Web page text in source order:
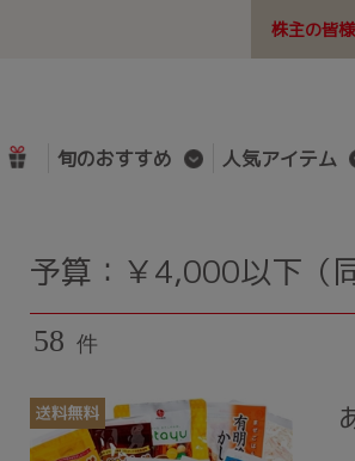
株主の皆
旬のおすすめ 人気アイテム
予算：￥4,000以下（
58 件